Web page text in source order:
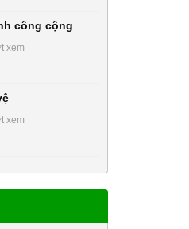
công cộng
xem
xem